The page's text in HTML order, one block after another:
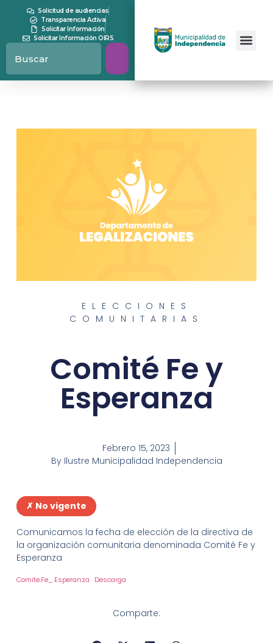
Solicitud de audiencias
Transparencia Activa
Solicitar Información
Solicitar Información OIRS
ELECCIONES
COMUNITARIAS
Comité Fe y
Esperanza
Febrero 15, 2023
ByIlustre Municipalidad Independencia
✗ No vigente
Comunicamos la fecha de elección de la directiva de
la organización comunitaria denominada Comité Fe y
Esperanza
Comite.Fe_.Esperanza Descarga
Comparte: